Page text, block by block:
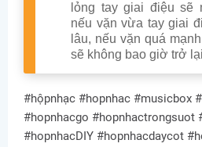
lỏng tay giai điệu sẽ
nếu vặn vừa tay giai
lâu, nếu vặn quá
sẽ không bao giờ trở
#hộpnhạc #hopnhac #musicbox
#hopnhacgo #hopnhactrongsuot
#hopnhacDIY #hopnhacdaycot